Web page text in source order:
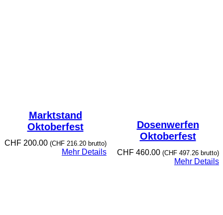
Marktstand
Oktoberfest
CHF200.00 (CHF216.20brutto)
Mehr Details
Dosenwerfen
Oktoberfest
CHF460.00 (CHF497.26brutto)
Mehr Details